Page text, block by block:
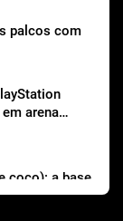
palcos com
arena
coco): a base